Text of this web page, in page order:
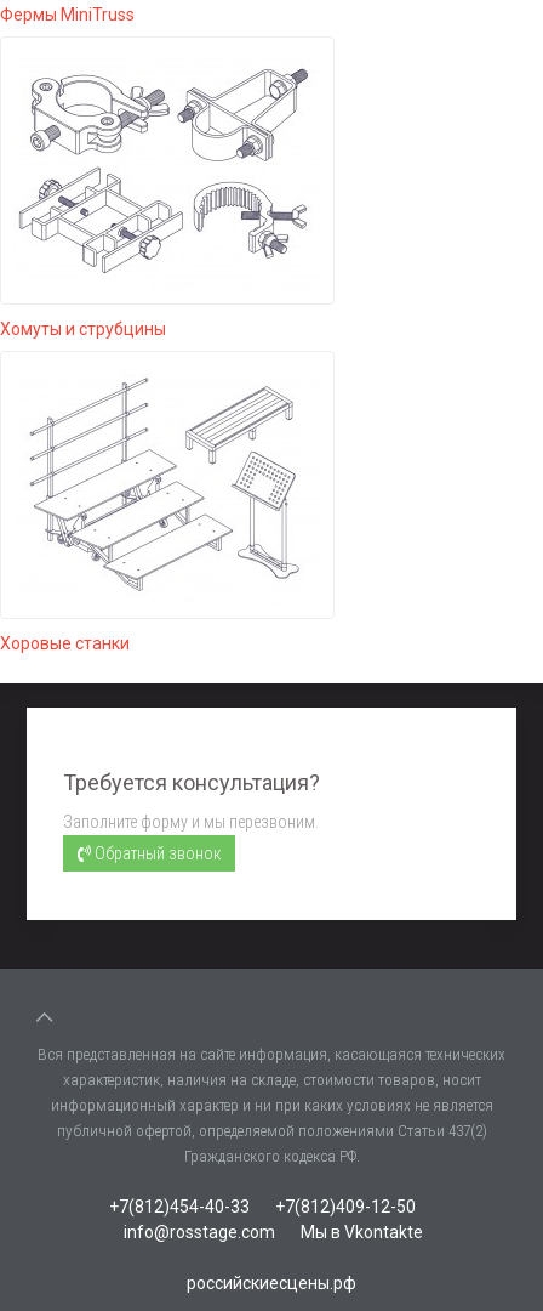
Фермы MiniTruss
Хомуты и струбцины
Хоровые станки
Требуется консультация?
Заполните форму и мы перезвоним.
Обратный звонок
Вся представленная на сайте информация, касающаяся технических
характеристик, наличия на складе, стоимости товаров, носит
информационный характер и ни при каких условиях не является
публичной офертой, определяемой положениями Статьи 437(2)
Гражданского кодекса РФ.
+7(812)454-40-33
+7(812)409-12-50
info@rosstage.com
Мы в Vkontakte
российскиесцены.рф